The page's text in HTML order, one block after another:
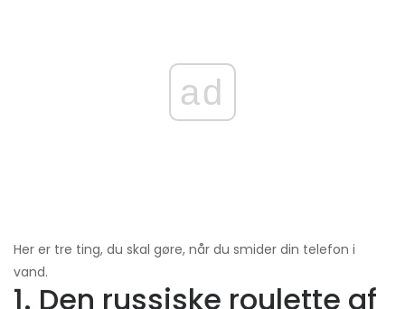
ad
Her er tre ting, du skal gøre, når du smider din telefon i
vand.
1. Den russiske roulette af